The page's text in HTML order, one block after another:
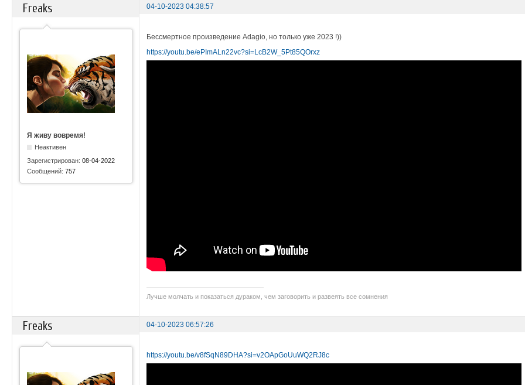
Freaks 04-10-2023 04:38:57
Я живу вовремя!
Неактивен
Зарегистрирован:08-04-2022
Сообщений:757
Бессмертное произведение Adagio, но только уже 2023 !))
https://youtu.be/ePImALn22vc?si=LcB2W_5Pt85QOrxz
Лучше молчать и показаться дураком, чем заговорить и развеять все сомнения
Freaks 04-10-2023 06:57:26
https://youtu.be/v8fSqN89DHA?si=v2OApGoUuWQ2RJ8c